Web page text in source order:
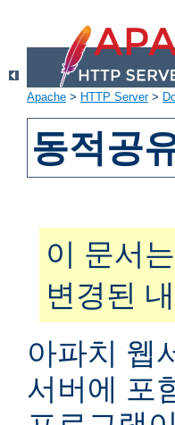
Apache > HTTP Server>
동적공
이 문서
변경된
아파치 웹
서버에 포